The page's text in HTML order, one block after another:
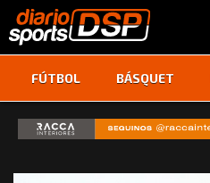
FÚTBOL BÁSQUET